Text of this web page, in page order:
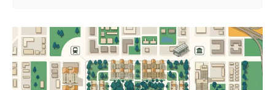
實早就在心裡，不太需要特別問。 &bull;
「屋主底價多少？」基於受託義務與職業倫
理，仲介不應任意揭露委託人的底價。就算
你問了，對方也不一定能說。 &bull; 真正的